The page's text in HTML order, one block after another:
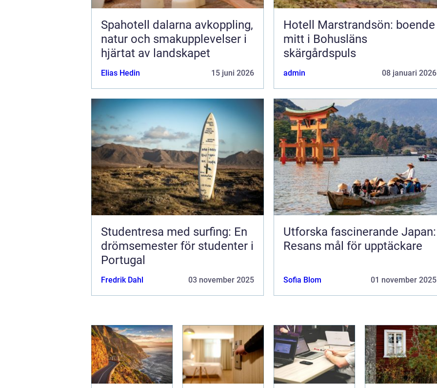
Spahotell dalarna avkoppling,
natur och smakupplevelser i
hjärtat av landskapet
Elias Hedin 15 juni 2026
Hotell Marstrandsön: boende
mitt i Bohusläns
skärgårdspuls
admin 08 januari 2026
Studentresa med surfing: En
drömsemester för studenter i
Portugal
Fredrik Dahl 03 november 2025
Utforska fascinerande Japan:
Resans mål för upptäckare
Sofia Blom 01 november 2025